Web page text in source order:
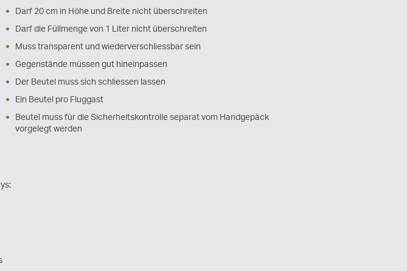
Darf 20 cm in Höhe und Breite nicht überschreiten
Darf die Füllmenge von 1 Liter nicht überschreiten
Muss transparent und wiederverschliessbar sein
Gegenstände müssen gut hineinpassen
Der Beutel muss sich schliessen lassen
Ein Beutel pro Fluggast
Beutel muss für die Sicherheitskontrolle separat vom Handgepäck
vorgelegt werden